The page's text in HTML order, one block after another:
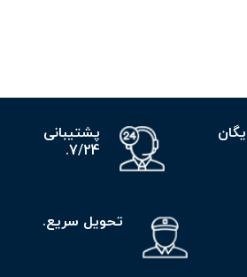
پشتیبانی
7/24.
تحویل سریع.